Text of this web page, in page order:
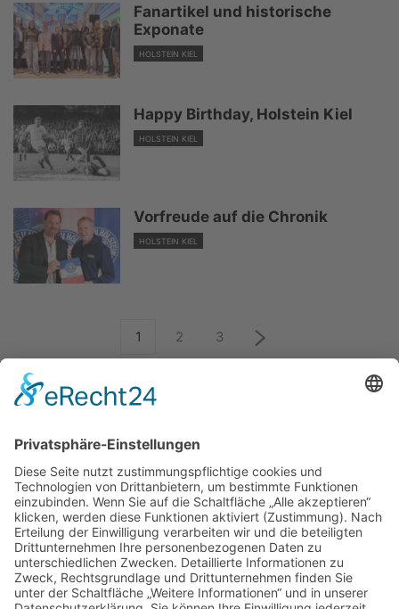
Fanartikel und historische
Exponate
HOLSTEIN KIEL
Happy Birthday, Holstein Kiel
HOLSTEIN KIEL
Vorfreude auf die Chronik
HOLSTEIN KIEL
1 2 3
ÜBER UNS
KIEL LOKAL